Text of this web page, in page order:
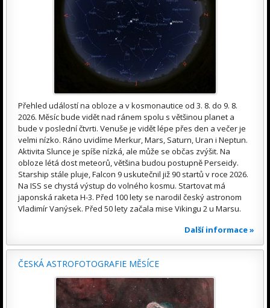
Přehled událostí na obloze a v kosmonautice od 3. 8. do 9. 8.
2026. Měsíc bude vidět nad ránem spolu s většinou planet a
bude v poslední čtvrti. Venuše je vidět lépe přes den a večer je
velmi nízko. Ráno uvidíme Merkur, Mars, Saturn, Uran i Neptun.
Aktivita Slunce je spíše nízká, ale může se občas zvýšit. Na
obloze létá dost meteorů, většina budou postupně Perseidy.
Starship stále pluje, Falcon 9 uskutečnil již 90 startů v roce 2026.
Na ISS se chystá výstup do volného kosmu. Startovat má
japonská raketa H-3. Před 100 lety se narodil český astronom
Vladimír Vanýsek. Před 50 lety začala mise Vikingu 2 u Marsu.
Další informace »
ČESKÁ ASTROFOTOGRAFIE MĚSÍCE